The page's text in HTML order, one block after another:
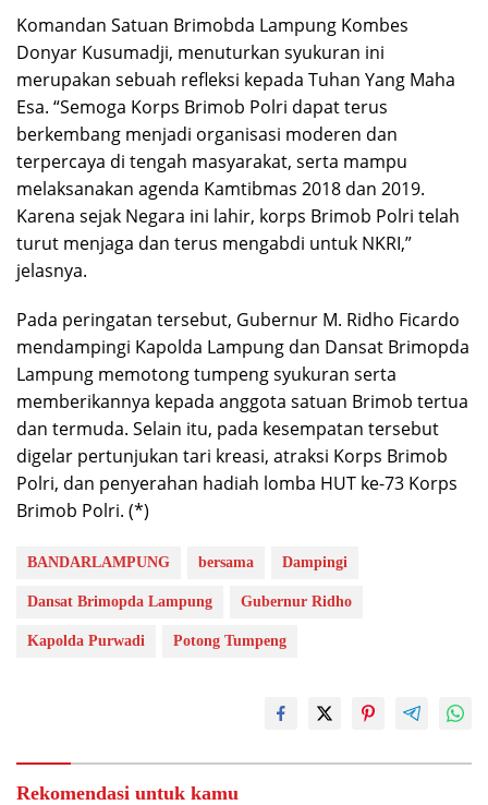
Komandan Satuan Brimobda Lampung Kombes
Donyar Kusumadji, menuturkan syukuran ini
merupakan sebuah refleksi kepada Tuhan Yang Maha
Esa. “Semoga Korps Brimob Polri dapat terus
berkembang menjadi organisasi moderen dan
terpercaya di tengah masyarakat, serta mampu
melaksanakan agenda Kamtibmas 2018 dan 2019.
Karena sejak Negara ini lahir, korps Brimob Polri telah
turut menjaga dan terus mengabdi untuk NKRI,”
jelasnya.
Pada peringatan tersebut, Gubernur M. Ridho Ficardo
mendampingi Kapolda Lampung dan Dansat Brimopda
Lampung memotong tumpeng syukuran serta
memberikannya kepada anggota satuan Brimob tertua
dan termuda. Selain itu, pada kesempatan tersebut
digelar pertunjukan tari kreasi, atraksi Korps Brimob
Polri, dan penyerahan hadiah lomba HUT ke-73 Korps
Brimob Polri. (*)
BANDARLAMPUNG bersama Dampingi
Dansat Brimopda Lampung Gubernur Ridho
Kapolda Purwadi Potong Tumpeng
Rekomendasi untuk kamu